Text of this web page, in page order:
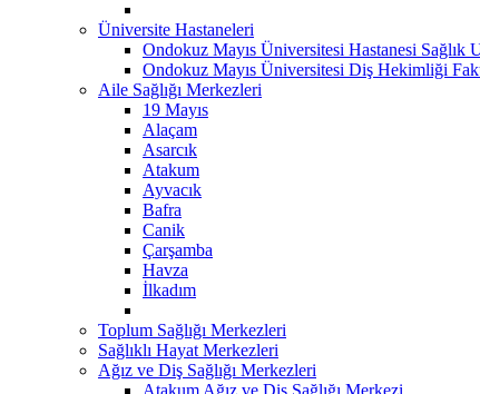
Üniversite Hastaneleri
Ondokuz Mayıs Üniversitesi Hastanesi Sağlık
Ondokuz Mayıs Üniversitesi Diş Hekimliği
Aile Sağlığı Merkezleri
19 Mayıs
Alaçam
Asarcık
Atakum
Ayvacık
Bafra
Canik
Çarşamba
Havza
İlkadım
Toplum Sağlığı Merkezleri
Sağlıklı Hayat Merkezleri
Ağız ve Diş Sağlığı Merkezleri
Atakum Ağız ve Diş Sağlığı Merkezi